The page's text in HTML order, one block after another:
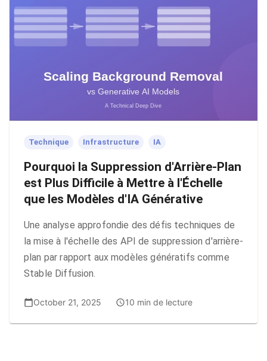
Technique Infrastructure IA
Pourquoi la Suppression d'Arrière-Plan
est Plus Difficile à Mettre à l'Échelle
que les Modèles d'IA Générative
Une analyse approfondie des défis techniques de
la mise à l'échelle des API de suppression d'arrière-
plan par rapport aux modèles génératifs comme
Stable Diffusion.
October 21, 2025 10 min de lecture